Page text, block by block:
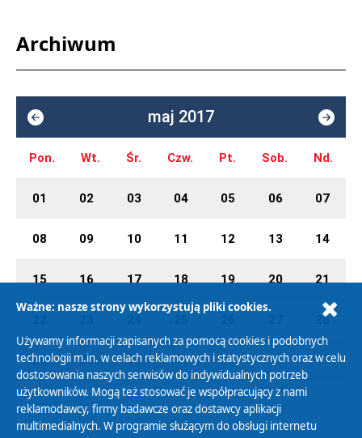
Archiwum
maj 2017
Pon. Wt. Śr. Czw. Pt. Sob. Nd.
01 02 03 04 05 06 07
08 09 10 11 12 13 14
15 16 17 18 19 20 21
28
29 30 31 01 02 03 04
Ważne: nasze strony wykorzystują pliki cookies.
Używamy informacji zapisanych za pomocą cookies i podobnych
technologii m.in. w celach reklamowych i statystycznych oraz w celu
dostosowania naszych serwisów do indywidualnych potrzeb
użytkowników. Mogą też stosować je współpracujący z nami
reklamodawcy, firmy badawcze oraz dostawcy aplikacji
multimedialnych. W programie służącym do obsługi internetu